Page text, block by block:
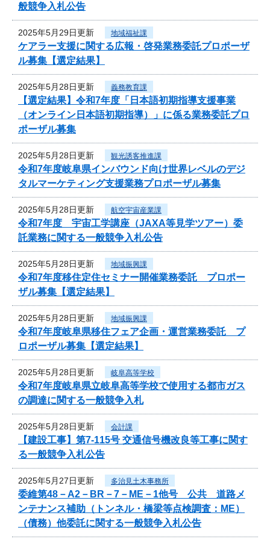
般競争入札公告
2025年5月29日更新 地域福祉課
ケアラー支援に関する広報・啓発業務委託プロポーザ
ル募集【選定結果】
2025年5月28日更新 義務教育課
【選定結果】令和7年度「日本語初期指導支援事業
（オンライン日本語初期指導）」に係る業務委託プロ
ポーザル募集
2025年5月28日更新 観光誘客推進課
令和7年度岐阜県インバウンド向け世界レベルのデジ
タルマーケティング支援業務プロポーザル募集
2025年5月28日更新 航空宇宙産業課
令和7年度 宇宙工学講座（JAXA等見学ツアー）委
託業務に関する一般競争入札公告
2025年5月28日更新 地域振興課
令和7年度移住定住セミナー開催業務委託 プロポー
ザル募集【選定結果】
2025年5月28日更新 地域振興課
令和7年度岐阜県移住フェア企画・運営業務委託 プ
ロポーザル募集【選定結果】
2025年5月28日更新 岐阜高等学校
令和7年度岐阜県立岐阜高等学校で使用する都市ガス
の調達に関する一般競争入札
2025年5月28日更新 会計課
【建設工事】第7-115号 交通信号機改良等工事に関す
る一般競争入札公告
2025年5月27日更新 多治見土木事務所
委維第48－A2－BR－7－ME－1他号 公共 道路メ
ンテナンス補助（トンネル・橋梁等点検調査：ME）
（債務）他委託に関する一般競争入札公告